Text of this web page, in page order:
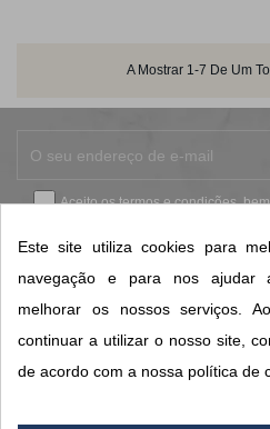
A Mostrar 1-7 De Um
Aceito ostermos e condições,
CONTACTOS SORISA
Este site utiliza cookies para
navegação e para nos ajudar
melhorar os nossos serviços.
continuar a utilizar o nosso site,
de acordo com a nossa política de